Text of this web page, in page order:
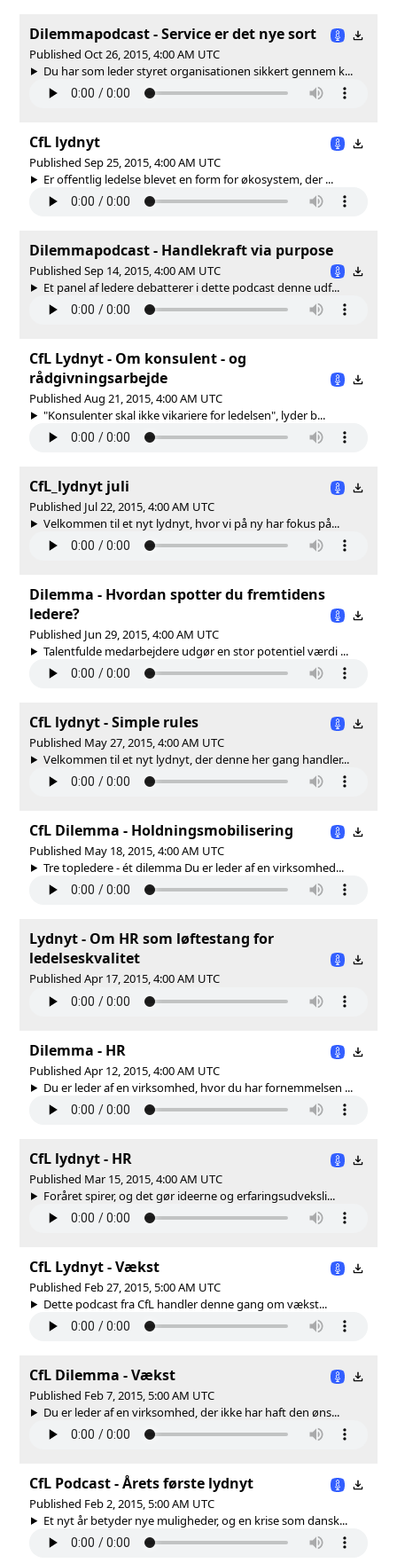
Dilemmapodcast - Service er det nye sort
Published Oct 26, 2015, 4:00 AM UTC
Du har som leder styret organisationen sikkert gennem k...
CfL lydnyt
Published Sep 25, 2015, 4:00 AM UTC
Er offentlig ledelse blevet en form for økosystem, der ...
Dilemmapodcast - Handlekraft via purpose
Published Sep 14, 2015, 4:00 AM UTC
Et panel af ledere debatterer i dette podcast denne udf...
CfL Lydnyt - Om konsulent - og
rådgivningsarbejde
Published Aug 21, 2015, 4:00 AM UTC
"Konsulenter skal ikke vikariere for ledelsen", lyder b...
CfL_lydnyt juli
Published Jul 22, 2015, 4:00 AM UTC
Velkommen til et nyt lydnyt, hvor vi på ny har fokus på...
Dilemma - Hvordan spotter du fremtidens
ledere?
Published Jun 29, 2015, 4:00 AM UTC
Talentfulde medarbejdere udgør en stor potentiel værdi ...
CfL lydnyt - Simple rules
Published May 27, 2015, 4:00 AM UTC
Velkommen til et nyt lydnyt, der denne her gang handler...
CfL Dilemma - Holdningsmobilisering
Published May 18, 2015, 4:00 AM UTC
Tre topledere - ét dilemma Du er leder af en virksomhed...
Lydnyt - Om HR som løftestang for
ledelseskvalitet
Published Apr 17, 2015, 4:00 AM UTC
Dilemma - HR
Published Apr 12, 2015, 4:00 AM UTC
Du er leder af en virksomhed, hvor du har fornemmelsen ...
CfL lydnyt - HR
Published Mar 15, 2015, 4:00 AM UTC
Foråret spirer, og det gør ideerne og erfaringsudveksli...
CfL Lydnyt - Vækst
Published Feb 27, 2015, 5:00 AM UTC
Dette podcast fra CfL handler denne gang om vækst...
CfL Dilemma - Vækst
Published Feb 7, 2015, 5:00 AM UTC
Du er leder af en virksomhed, der ikke har haft den øns...
CfL Podcast - Årets første lydnyt
Published Feb 2, 2015, 5:00 AM UTC
Et nyt år betyder nye muligheder, og en krise som dansk...